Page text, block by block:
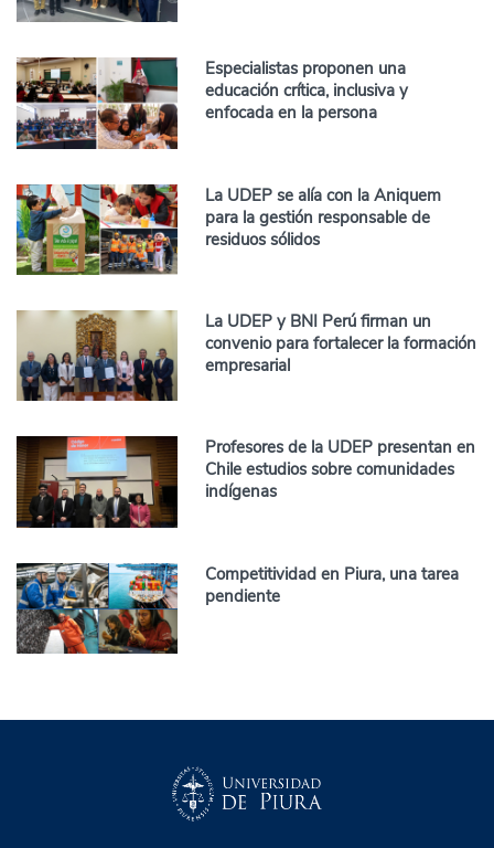
Especialistas proponen una
educación crítica, inclusiva y
enfocada en la persona
La UDEP se alía con la Aniquem
para la gestión responsable de
residuos sólidos
La UDEP y BNI Perú firman un
convenio para fortalecer la formación
empresarial
Profesores de la UDEP presentan en
Chile estudios sobre comunidades
indígenas
Competitividad en Piura, una tarea
pendiente